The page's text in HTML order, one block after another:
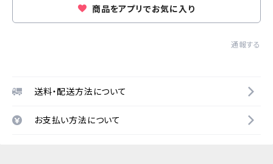
商品をアプリでお気に入り
通報する
送料・配送方法について
お支払い方法について